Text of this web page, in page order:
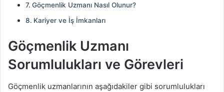
Göçmenlik Uzmanı Nasıl Olunur?
Kariyer ve İş İmkanları
Göçmenlik Uzmanı
Sorumlulukları ve Görevleri
Göçmenlik uzmanlarının aşağıdakiler gibi sorumlulukları